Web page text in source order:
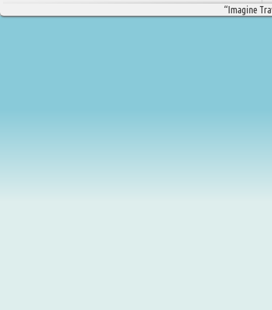
“Imagine